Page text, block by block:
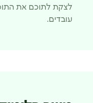
לצקת לתוכם את
עובדים.